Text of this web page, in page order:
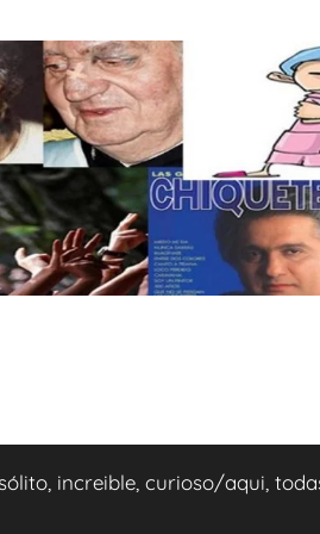
increible, curioso/aqui,